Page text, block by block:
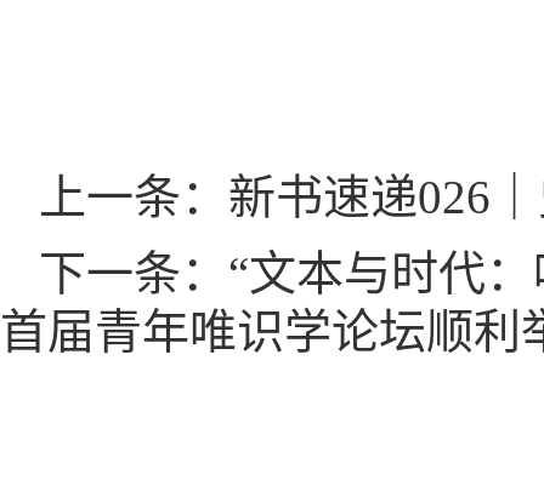
上一条：新书速递026
下一条：“文本与时代
首届青年唯识学论坛顺利